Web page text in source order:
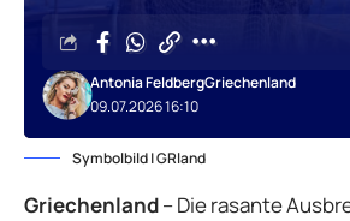
09.07.2026 16:10
Antonia FeldbergGriechenland
Symbolbild | GRland
Griechenland– Die rasante